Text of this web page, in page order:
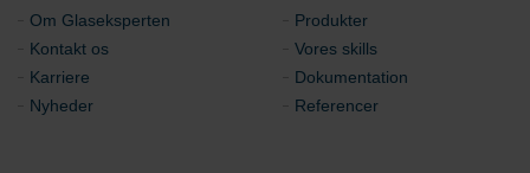
Om Glaseksperten
Produkter
Kontakt os
Vores skills
Karriere
Dokumentation
Nyheder
Referencer